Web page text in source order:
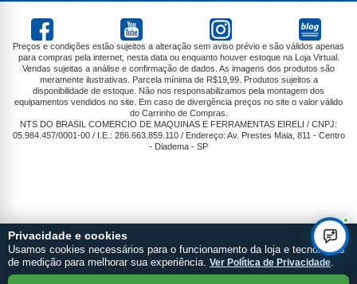
Preços e condições estão sujeitos a alteração sem aviso prévio e são válidos apenas
para compras pela internet, nesta data ou enquanto houver estoque na Loja Virtual.
Vendas sujeitas a análise e confirmação de dados. As imagens dos produtos são
meramente ilustrativas. Parcela mínima de R$19,99. Produtos sujeitos a
disponibilidade de estoque. Não nos responsabilizamos pela montagem dos
equipamentos vendidos no site. Em caso de divergência preços no site o valor válido
do Carrinho de Compras.
NTS DO BRASIL COMERCIO DE MAQUINAS E FERRAMENTAS EIRELI / CNPJ:
05.984.457/0001-00 / I.E.: 286.663.859.110 / Endereço: Av. Prestes Maia, 811 - Centro
- Diadema - SP
Privacidade e cookies
Usamos cookies necessários para o funcionamento da loja e tecnologias
de medição para melhorar sua experiência. Ver Política de Privacidade.